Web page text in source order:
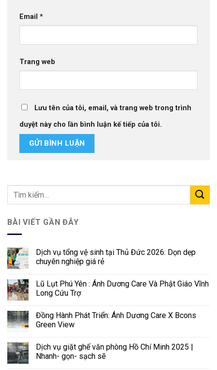
Email *
Trang web
Lưu tên của tôi, email, và trang web trong trình
duyệt này cho lần bình luận kế tiếp của tôi.
BÀI VIẾT GẦN ĐÂY
Dịch vụ tổng vệ sinh tại Thủ Đức 2026: Dọn dẹp
chuyên nghiệp giá rẻ
Lũ Lụt Phú Yên : Ánh Dương Care Và Phật Giáo Vĩnh
Long Cứu Trợ
Đồng Hành Phát Triển: Ánh Dương Care X Bcons
Green View
Dịch vụ giặt ghế văn phòng Hồ Chí Minh 2025 |
Nhanh- gọn- sạch sẽ